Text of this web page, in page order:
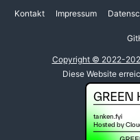
Kontakt Impressum
Copyright © 2022-
Diese Website